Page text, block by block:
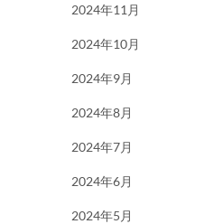
2024年11月
2024年10月
2024年9月
2024年8月
2024年7月
2024年6月
2024年5月